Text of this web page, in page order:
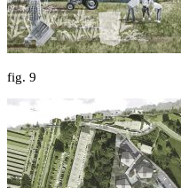
fig. 9